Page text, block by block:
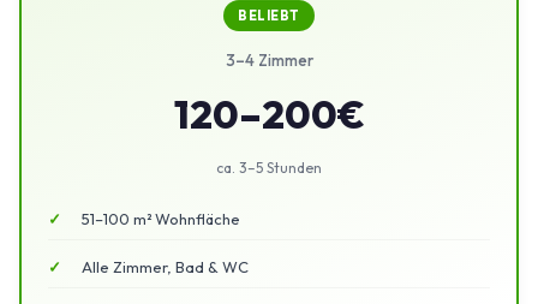
BELIEBT
3–4 Zimmer
120–200€
ca. 3–5 Stunden
51–100 m² Wohnfläche
Alle Zimmer, Bad & WC